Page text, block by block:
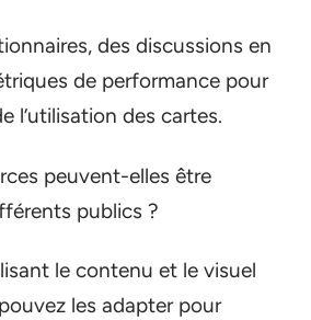
des discussions en
de performance pour
l’utilisation des cartes.
peuvent-elles être
publics ?
le contenu et le visuel
les adapter pour